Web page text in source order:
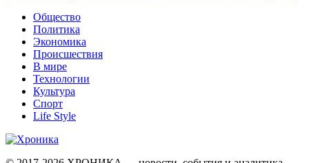
Общество
Политика
Экономика
Происшествия
В мире
Технологии
Культура
Спорт
Life Style